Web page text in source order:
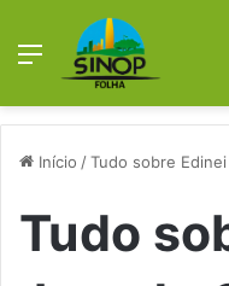
Menu
Início /Tudo sobre
Tudo